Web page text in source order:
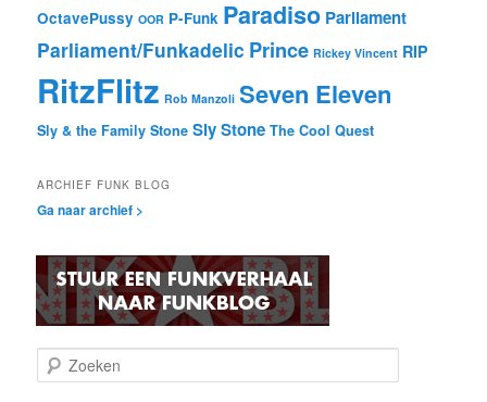
OctavePussy OOR P-Funk Paradiso Parliament
Parliament/Funkadelic Prince Rickey Vincent RIP
RitzFlitz Rob Manzoli Seven Eleven
Sly & the Family Stone Sly Stone The Cool Quest
ARCHIEF FUNK BLOG
Ga naar archief >
o